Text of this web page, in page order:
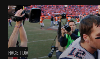
HACE 1 DÍA